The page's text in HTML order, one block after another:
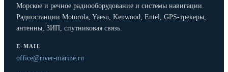
Морское и речное радиооборудование и системы навигации.
Радиостанции Motorola, Yaesu, Kenwood, Entel, GPS-трекеры,
антенны, ЗИП, спутниковая связь.
E-MAIL
office@river-marine.ru